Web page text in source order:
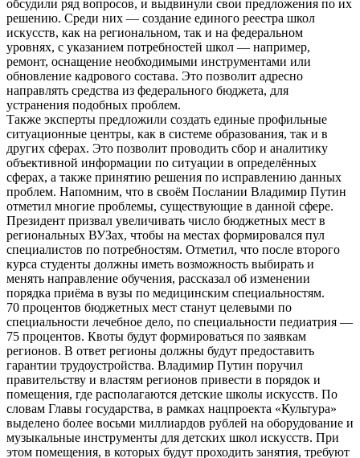
обсудили ряд вопросов, и выдвинули свои предложения по их
решению. Среди них — создание единого реестра школ
искусств, как на региональном, так и на федеральном
уровнях, с указанием потребностей школ — например,
ремонт, оснащение необходимыми инструментами или
обновление кадрового состава. Это позволит адресно
направлять средства из федерального бюджета, для
устранения подобных проблем.
Также эксперты предложили создать единые профильные
ситуационные центры, как в системе образования, так и в
других сферах. Это позволит проводить сбор и аналитику
объективной информации по ситуации в определённых
сферах, а также принятию решения по исправлению данных
проблем. Напомним, что в своём Послании Владимир Путин
отметил многие проблемы, существующие в данной сфере.
Президент призвал увеличивать число бюджетных мест в
региональных ВУЗах, чтобы на местах формировался пул
специалистов по потребностям. Отметил, что после второго
курса студенты должны иметь возможность выбирать и
менять направление обучения, рассказал об изменении
порядка приёма в вузы по медицинским специальностям.
70 процентов бюджетных мест станут целевыми по
специальности лечебное дело, по специальности педиатрия —
75 процентов. Квоты будут формироваться по заявкам
регионов. В ответ регионы должны будут предоставить
гарантии трудоустройства. Владимир Путин поручил
правительству и властям регионов привести в порядок и
помещения, где располагаются детские школы искусств. По
словам Главы государства, в рамках нацпроекта «Культура»
выделено более восьми миллиардов рублей на оборудование и
музыкальные инструменты для детских школ искусств. При
этом помещения, в которых будут проходить занятия, требуют